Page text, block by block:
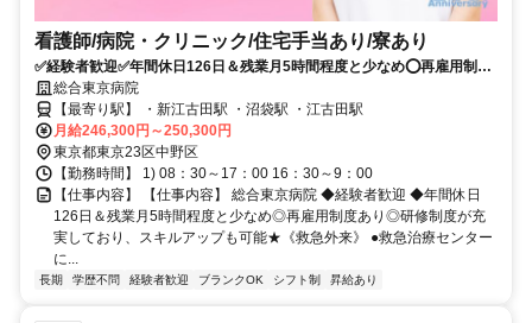
看護師/病院・クリニック/住宅手当あり/寮あり
✅️経験者歓迎✅️年間休日126日＆残業月5時間程度と少なめ⭕再雇用制度
あり⭕研修制度が充実しており、スキルアップも可能⭐《救急外来》
総合東京病院
【最寄り駅】 ・新江古田駅 ・沼袋駅 ・江古田駅
月給246,300円～250,300円
東京都東京23区中野区
【勤務時間】 1) 08：30～17：00 16：30～9：00
【仕事内容】 【仕事内容】 総合東京病院 ◆経験者歓迎 ◆年間休日
126日＆残業月5時間程度と少なめ◎再雇用制度あり◎研修制度が充
実しており、スキルアップも可能★《救急外来》 ●救急治療センター
に...
長期 学歴不問 経験者歓迎 ブランクOK シフト制 昇給あり